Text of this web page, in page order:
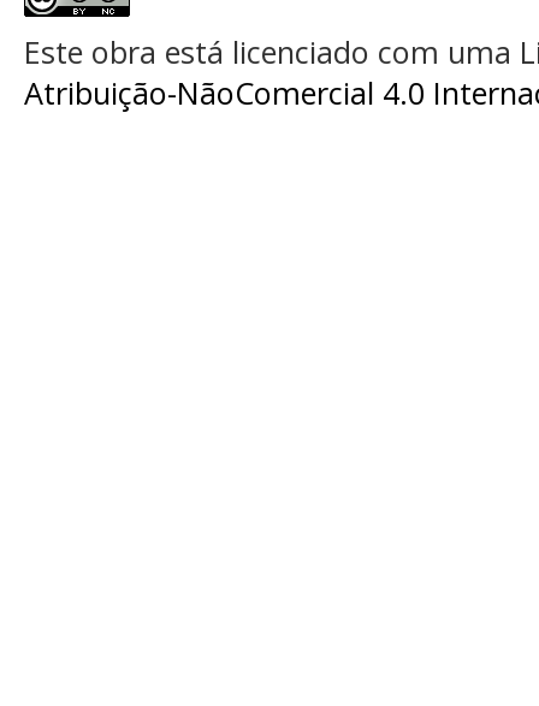
Este obra está licenciado com uma
Atribuição-NãoComercial 4.0